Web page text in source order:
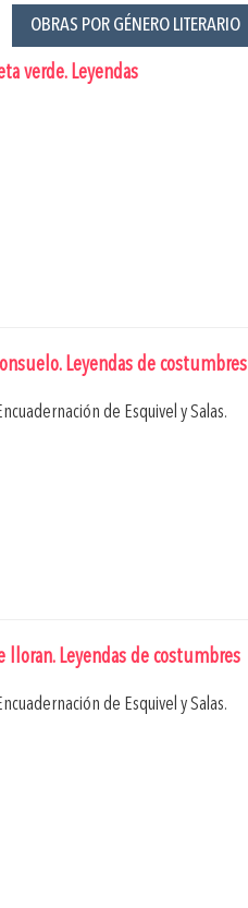
OBRAS POR GÉNERO LITERARIO
verde. Leyendas
Leyendas de costumbres
de Esquivel y Salas.
lloran. Leyendas de costumbres
de Esquivel y Salas.